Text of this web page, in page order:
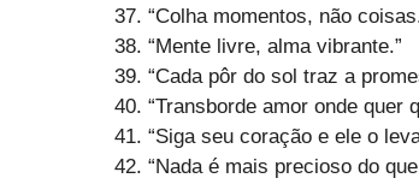
“Colha momentos, não
“Mente livre, alma vibrante.”
“Cada pôr do sol traz a
“Transborde amor onde quer
“Siga seu coração e ele o
“Nada é mais precioso do